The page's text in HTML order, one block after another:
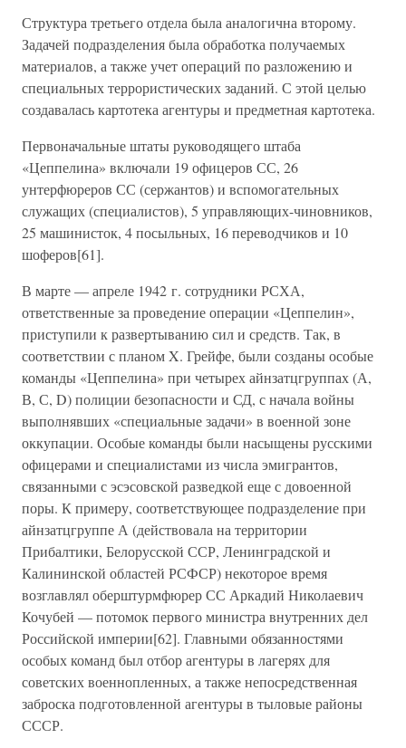
Структура третьего отдела была аналогична второму.
Задачей подразделения была обработка получаемых
материалов, а также учет операций по разложению и
специальных террористических заданий. С этой целью
создавалась картотека агентуры и предметная картотека.
Первоначальные штаты руководящего штаба
«Цеппелина» включали 19 офицеров СС, 26
унтерфюреров СС (сержантов) и вспомогательных
служащих (специалистов), 5 управляющих-чиновников,
25 машинисток, 4 посыльных, 16 переводчиков и 10
шоферов[61].
В марте — апреле 1942 г. сотрудники РСХА,
ответственные за проведение операции «Цеппелин»,
приступили к развертыванию сил и средств. Так, в
соответствии с планом X. Грейфе, были созданы особые
команды «Цеппелина» при четырех айнзатцгруппах (А,
В, С, D) полиции безопасности и СД, с начала войны
выполнявших «специальные задачи» в военной зоне
оккупации. Особые команды были насыщены русскими
офицерами и специалистами из числа эмигрантов,
связанными с эсэсовской разведкой еще с довоенной
поры. К примеру, соответствующее подразделение при
айнзатцгруппе А (действовала на территории
Прибалтики, Белорусской ССР, Ленинградской и
Калининской областей РСФСР) некоторое время
возглавлял оберштурмфюрер СС Аркадий Николаевич
Кочубей — потомок первого министра внутренних дел
Российской империи[62]. Главными обязанностями
особых команд был отбор агентуры в лагерях для
советских военнопленных, а также непосредственная
заброска подготовленной агентуры в тыловые районы
СССР.